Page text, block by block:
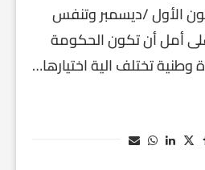
في 8 كانون الأول /ديسمبر وتنفس
أمل أن تكون الحكومة
تختلف الية اختيارها…